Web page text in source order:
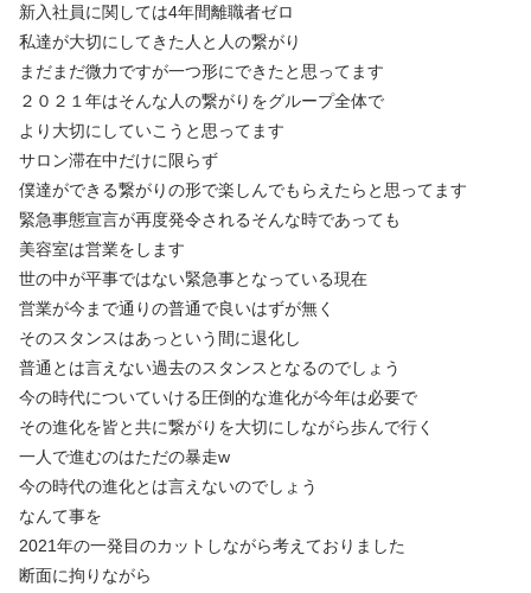
新入社員に関しては4年間離職者ゼロ
私達が大切にしてきた人と人の繋がり
まだまだ微力ですが一つ形にできたと思ってます
２０２１年はそんな人の繋がりをグループ全体で
より大切にしていこうと思ってます
サロン滞在中だけに限らず
僕達ができる繋がりの形で楽しんでもらえたらと思ってます
緊急事態宣言が再度発令されるそんな時であっても
美容室は営業をします
世の中が平事ではない緊急事となっている現在
営業が今まで通りの普通で良いはずが無く
そのスタンスはあっという間に退化し
普通とは言えない過去のスタンスとなるのでしょう
今の時代についていける圧倒的な進化が今年は必要で
その進化を皆と共に繋がりを大切にしながら歩んで行く
一人で進むのはただの暴走w
今の時代の進化とは言えないのでしょう
なんて事を
2021年の一発目のカットしながら考えておりました
断面に拘りながら